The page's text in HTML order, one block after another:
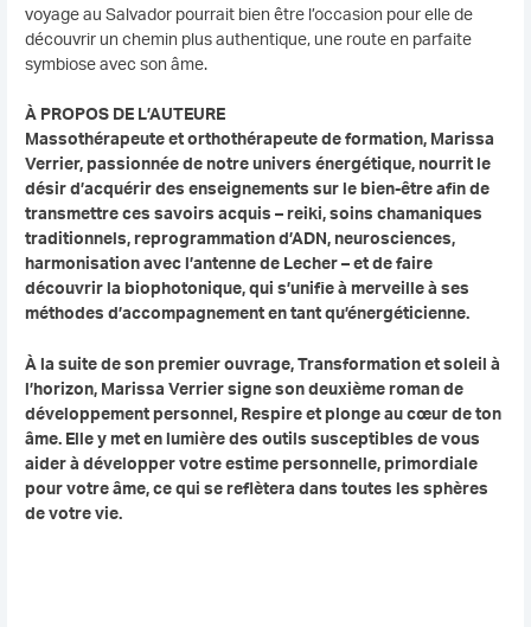
voyage au Salvador pourrait bien être l’occasion pour elle de
découvrir un chemin plus authentique, une route en parfaite
symbiose avec son âme.
À PROPOS DE L’AUTEURE
Massothérapeute et orthothérapeute de formation, Marissa
Verrier, passionnée de notre univers énergétique, nourrit le
désir d’acquérir des enseignements sur le bien-être afin de
transmettre ces savoirs acquis – reiki, soins chamaniques
traditionnels, reprogrammation d’ADN, neurosciences,
harmonisation avec l’antenne de Lecher – et de faire
découvrir la biophotonique, qui s’unifie à merveille à ses
méthodes d’accompagnement en tant qu’énergéticienne.
À la suite de son premier ouvrage, Transformation et soleil à
l’horizon, Marissa Verrier signe son deuxième roman de
développement personnel, Respire et plonge au cœur de ton
âme. Elle y met en lumière des outils susceptibles de vous
aider à développer votre estime personnelle, primordiale
pour votre âme, ce qui se reflètera dans toutes les sphères
de votre vie.